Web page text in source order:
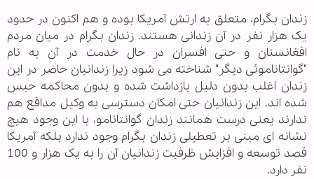
زندان بگرام، متعلق به ارتش آمریکا بوده و هم اکنون در حدود
یک هزار نفر در آن زندانی هستند. زندان بگرام در میان مردم
افغانستان و حتی افسران در حال خدمت در آن به نام
"گوانتاناموئی دیگر" شناخته می شود زیرا زندانیان حاضر در این
زندان اغلب بدون دلیل بازداشت شده و بدون محاکمه حبس
شده اند. این زندانیان حتی امکان دسترسی به وکیل مدافع هم
ندارند یعنی درست همانند زندان گوانتانامو، با این وجود هیچ
نشانه ای مبنی بر تعطیلی زندان بگرام وجود ندارد بلکه آمریکا
قصد توسعه و افزایش ظرفیت زندانیان آن را به یک هزار و 100
نفر دارد.